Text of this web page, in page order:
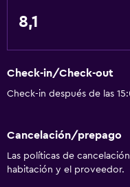
8,1
Check-in/Check-out
Check-in después de las
Cancelación/prepago
Las políticas de
habitación y el proveedor.